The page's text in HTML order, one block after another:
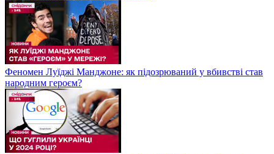
Феномен Луїджі Манджоне: як підозрюваний у вбивстві став
народним героєм?